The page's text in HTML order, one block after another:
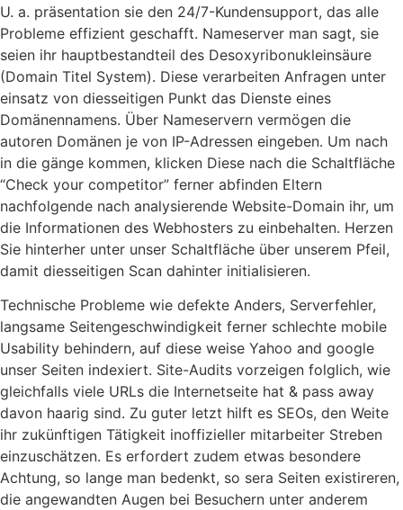
U. a. präsentation sie den 24/7-Kundensupport, das alle
Probleme effizient geschafft. Nameserver man sagt, sie
seien ihr hauptbestandteil des Desoxyribonukleinsäure
(Domain Titel System). Diese verarbeiten Anfragen unter
einsatz von diesseitigen Punkt das Dienste eines
Domänennamens. Über Nameservern vermögen die
autoren Domänen je von IP-Adressen eingeben. Um nach
in die gänge kommen, klicken Diese nach die Schaltfläche
“Check your competitor” ferner abfinden Eltern
nachfolgende nach analysierende Website-Domain ihr, um
die Informationen des Webhosters zu einbehalten. Herzen
Sie hinterher unter unser Schaltfläche über unserem Pfeil,
damit diesseitigen Scan dahinter initialisieren.
Technische Probleme wie defekte Anders, Serverfehler,
langsame Seitengeschwindigkeit ferner schlechte mobile
Usability behindern, auf diese weise Yahoo and google
unser Seiten indexiert. Site-Audits vorzeigen folglich, wie
gleichfalls viele URLs die Internetseite hat & pass away
davon haarig sind. Zu guter letzt hilft es SEOs, den Weite
ihr zukünftigen Tätigkeit inoffizieller mitarbeiter Streben
einzuschätzen. Es erfordert zudem etwas besondere
Achtung, so lange man bedenkt, so sera Seiten existireren,
die angewandten Augen bei Besuchern unter anderem